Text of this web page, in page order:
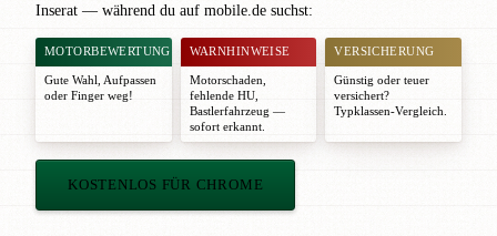
Inserat — während du auf mobile.de suchst:
MOTORBEWERTUNG
Gute Wahl
Aufpassen
oder Finger weg!
WARNHINWEISE
Motorschaden,
fehlende HU,
Bastlerfahrzeug —
sofort erkannt.
VERSICHERUNG
Günstig oder teuer
versichert?
Typklassen-Vergleich.
KOSTENLOS FÜR CHROME